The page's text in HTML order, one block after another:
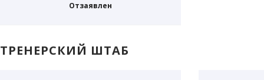
Отзаявлен
ТРЕНЕРСКИЙ ШТАБ